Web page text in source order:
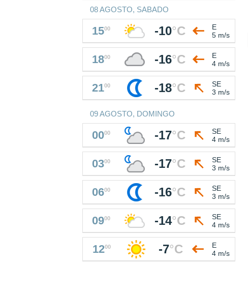
08 AGOSTO, SABADO
1500 -10°C
E
5 m/s
1800 -16°C
E
4 m/s
2100 -18°C
SE
3 m/s
09 AGOSTO, DOMINGO
0000 -17°C
SE
4 m/s
0300 -17°C
SE
3 m/s
0600 -16°C
SE
3 m/s
0900 -14°C
SE
4 m/s
1200 -7°C
E
4 m/s